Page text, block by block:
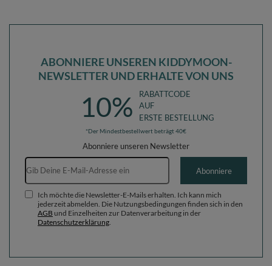
ABONNIERE UNSEREN KIDDYMOON-
NEWSLETTER UND ERHALTE VON UNS
10%
RABATTCODE
AUF
ERSTE BESTELLUNG
*Der Mindestbestellwert beträgt 40€
Abonniere unseren Newsletter
E-Mail-Adresse
Abonniere
Ich möchte die Newsletter-E-Mails erhalten. Ich kann mich
jederzeit abmelden. Die Nutzungsbedingungen finden sich in den
AGB und Einzelheiten zur Datenverarbeitung in der
Datenschutzerklärung